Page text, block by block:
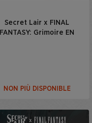
Secret Lair x FINAL
FANTASY: Grimoire EN
NON PIÙ DISPONIBLE